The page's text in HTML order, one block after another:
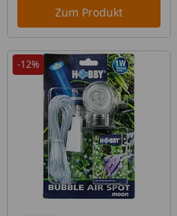
Zum Produkt
-12%